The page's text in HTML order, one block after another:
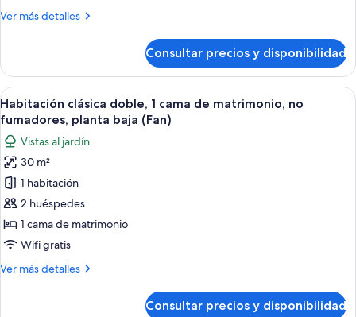
de
fumadores
(Fan)
Ver más detalles
Más
individual
clásica,
1
cama
matrimonio,
no
fumadores
(Fan)
Consultar precios y disponibilidad
Abrir
todas
las
fotos
de
Habitación
clásica
doble,
1
de
Ropa de cama de alta calidad,
10
Habitación clásica doble, 1 cama de matrimonio, no
fumadores, planta baja (Fan)
Vistas al jardín
30 m²
1 habitación
2 huéspedes
1 cama de matrimonio
Wifi gratis
Ver más detalles
Más
Consultar precios y disponibilidad